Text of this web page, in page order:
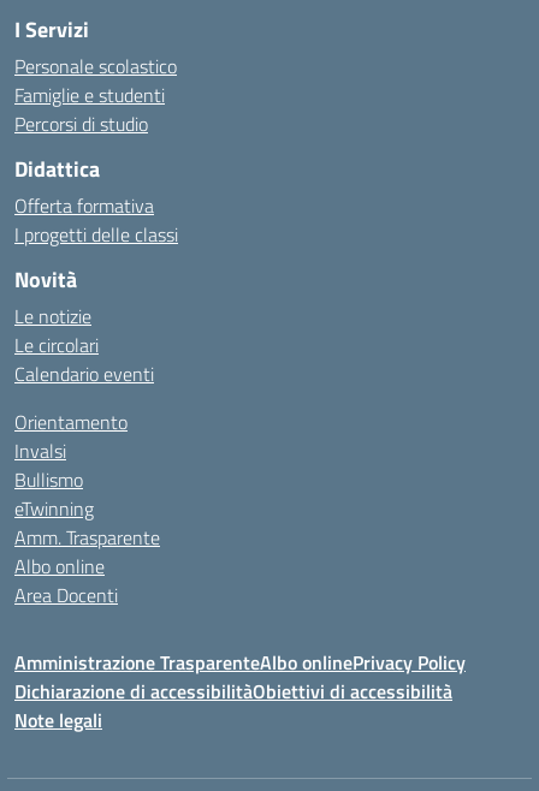
I Servizi
Personale scolastico
Famiglie e studenti
Percorsi di studio
Didattica
Offerta formativa
I progetti delle classi
Novità
Le notizie
Le circolari
Calendario eventi
Orientamento
Invalsi
Bullismo
eTwinning
Amm. Trasparente
Albo online
Area Docenti
Amministrazione TrasparenteAlbo onlinePrivacy Policy
Dichiarazione di accessibilitàObiettivi di accessibilità
Note legali